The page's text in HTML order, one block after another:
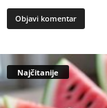
Najčitanije